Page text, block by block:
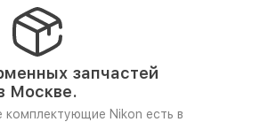
запчастей
Москве.
Nikon есть в